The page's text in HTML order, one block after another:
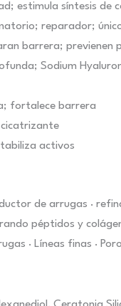
estimula síntesis de
reparador;
barrera; previenen
Sodium
fortalece barrera
activos
de arrugas ·
péptidos y
· Líneas finas ·